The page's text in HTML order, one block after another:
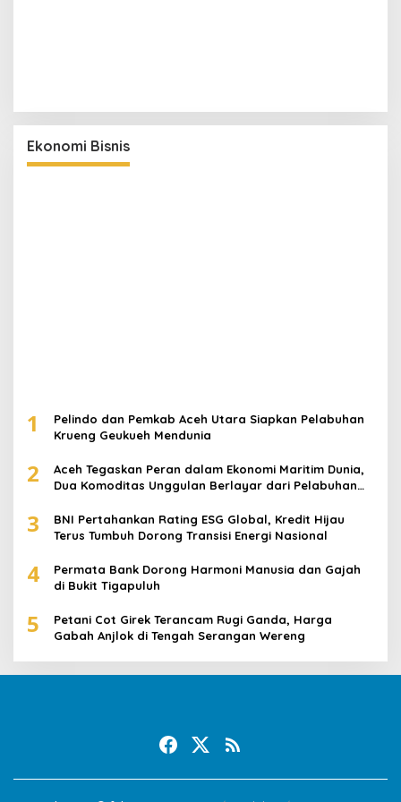
Ekonomi Bisnis
1
Pelindo dan Pemkab Aceh Utara Siapkan Pelabuhan
Krueng Geukueh Mendunia
2
Aceh Tegaskan Peran dalam Ekonomi Maritim Dunia,
Dua Komoditas Unggulan Berlayar dari Pelabuhan
3
BNI Pertahankan Rating ESG Global, Kredit Hijau
Terus Tumbuh Dorong Transisi Energi Nasional
4
Permata Bank Dorong Harmoni Manusia dan Gajah
di Bukit Tigapuluh
5
Petani Cot Girek Terancam Rugi Ganda, Harga
Gabah Anjlok di Tengah Serangan Wereng